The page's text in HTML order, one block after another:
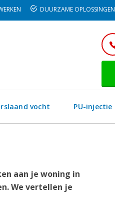
DUURZAME OPLOSSINGEN
vocht PU-injectie
aan je woning in
We vertellen je